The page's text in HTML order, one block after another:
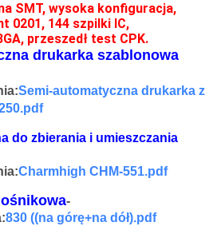
SMT, wysoka konfiguracja,
0201, 144 szpilki IC,
przeszedł test CPK.
drukarka szablonowa
Semi-automatyczna drukarka z
do zbierania i umieszczania
Charmhigh CHM-551.pdf
-
830 ((na górę+na dół).pdf